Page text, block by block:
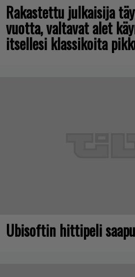
Rakastettu julkaisija
vuotta, valtavat alet
itsellesi klassikoita
Ubisoftin hittipeli